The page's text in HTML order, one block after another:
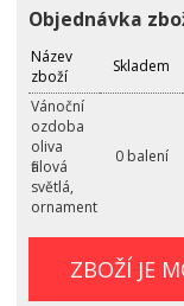
Objednávka
Název
zboží
Skladem
Vánoční
ozdoba
oliva
fialová
světlá,
ornament
0 balení
ZBOŽÍ JE